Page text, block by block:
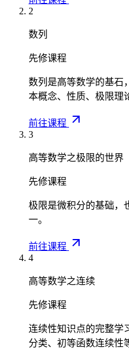
x
}
{
3
+
fr
a
{
3
}
2
=
\
a
c
{
3
{
6
_
0
^
x
2
d
+
2
\i
t
0
^
x
d
x
\i
t
_
t
fr
a
c
{
1
}
{
2
+
1
\
c
t
1
1
+
1
+
1
=
2
数列
先修课程
数列是高等数学的基石
本概念、性质、极限理
前往课程
3
高等数学之极限的世界
先修课程
极限是微积分的基础，
一。
前往课程
4
高等数学之连续
先修课程
连续性知识点的完整学
分类、初等函数连续性